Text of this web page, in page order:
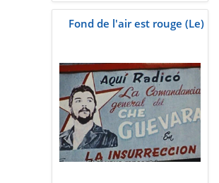
Fond de l'air est rouge (Le)